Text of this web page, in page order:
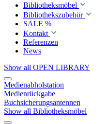
Bibliotheksmöbel
Bibliothekszubehör
SALE %
Kontakt
Referenzen
News
Show all OPEN LIBRARY
Medienabholstation
Medienrückgabe
Buchsicherungsantennen
Show all Bibliotheksmöbel